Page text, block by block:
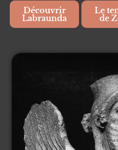
Découvrir
Labraunda
Le
de